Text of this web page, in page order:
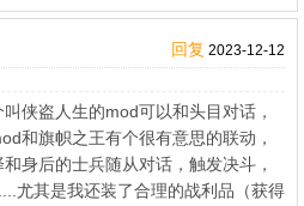
回复 2023-12-12
侠盗人生的mod可以和头目对话，
和旗帜之王有个很有意思的联动，
身后的士兵随从对话，触发决斗，
尤其是我还装了合理的战利品（获得